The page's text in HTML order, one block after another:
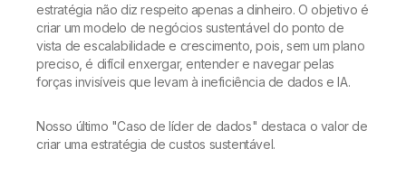
estratégia não diz respeito apenas a dinheiro. O objetivo é
criar um modelo de negócios sustentável do ponto de
vista de escalabilidade e crescimento, pois, sem um plano
preciso, é difícil enxergar, entender e navegar pelas
forças invisíveis que levam à ineficiência de dados e IA.
Nosso último "Caso de líder de dados" destaca o valor de
criar uma estratégia de custos sustentável.